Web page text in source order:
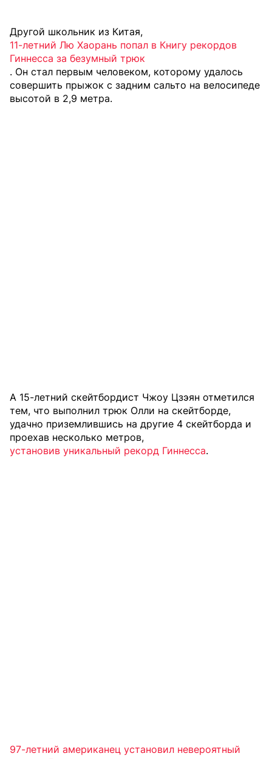
Другой школьник из Китая,
11-летний Лю Хаорань попал в Книгу рекордов
Гиннесса за безумный трюк
. Он стал первым человеком, которому удалось
совершить прыжок с задним сальто на велосипеде
высотой в 2,9 метра.
А 15-летний скейтбордист Чжоу Цзэян отметился
тем, что выполнил трюк Олли на скейтборде,
удачно приземлившись на другие 4 скейтборда и
проехав несколько метров,
установив уникальный рекорд Гиннесса.
97-летний американец установил невероятный